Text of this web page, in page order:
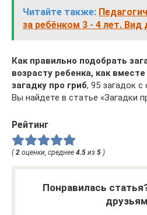
Читайте также:
за ребёнком 3 - 4 лет. Вид
Как правильно подобрать
возрасту ребенка, как
загадку про гриб, 95 загадок с
Вы найдете в статье «Загадки
Рейтинг
(2 оценки, среднее 4.5 из 5 )
Понравилась